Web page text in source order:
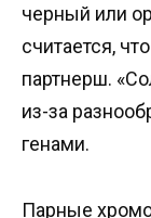
черный или
считается,
партнерш.
из-за
генами.
Парные